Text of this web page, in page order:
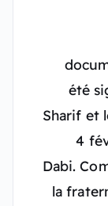
été
Sharif et
4
Dabi.
la